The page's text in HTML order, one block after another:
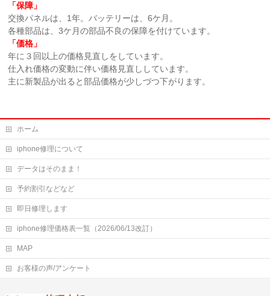
「保障」
交換パネルは、1年。バッテリーは、6ケ月。
各種部品は、3ケ月の部品不良の保障を付けています。
「価格」
年に３回以上の価格見直しをしています。
仕入れ価格の変動に伴い価格見直ししています。
主に新製品が出ると部品価格が少しづつ下がります。
ホーム
iphone修理について
データはそのまま！
予約割引などなど
即日修理します
iphone修理価格表一覧（2026/06/13改訂）
MAP
お客様の声/アンケート